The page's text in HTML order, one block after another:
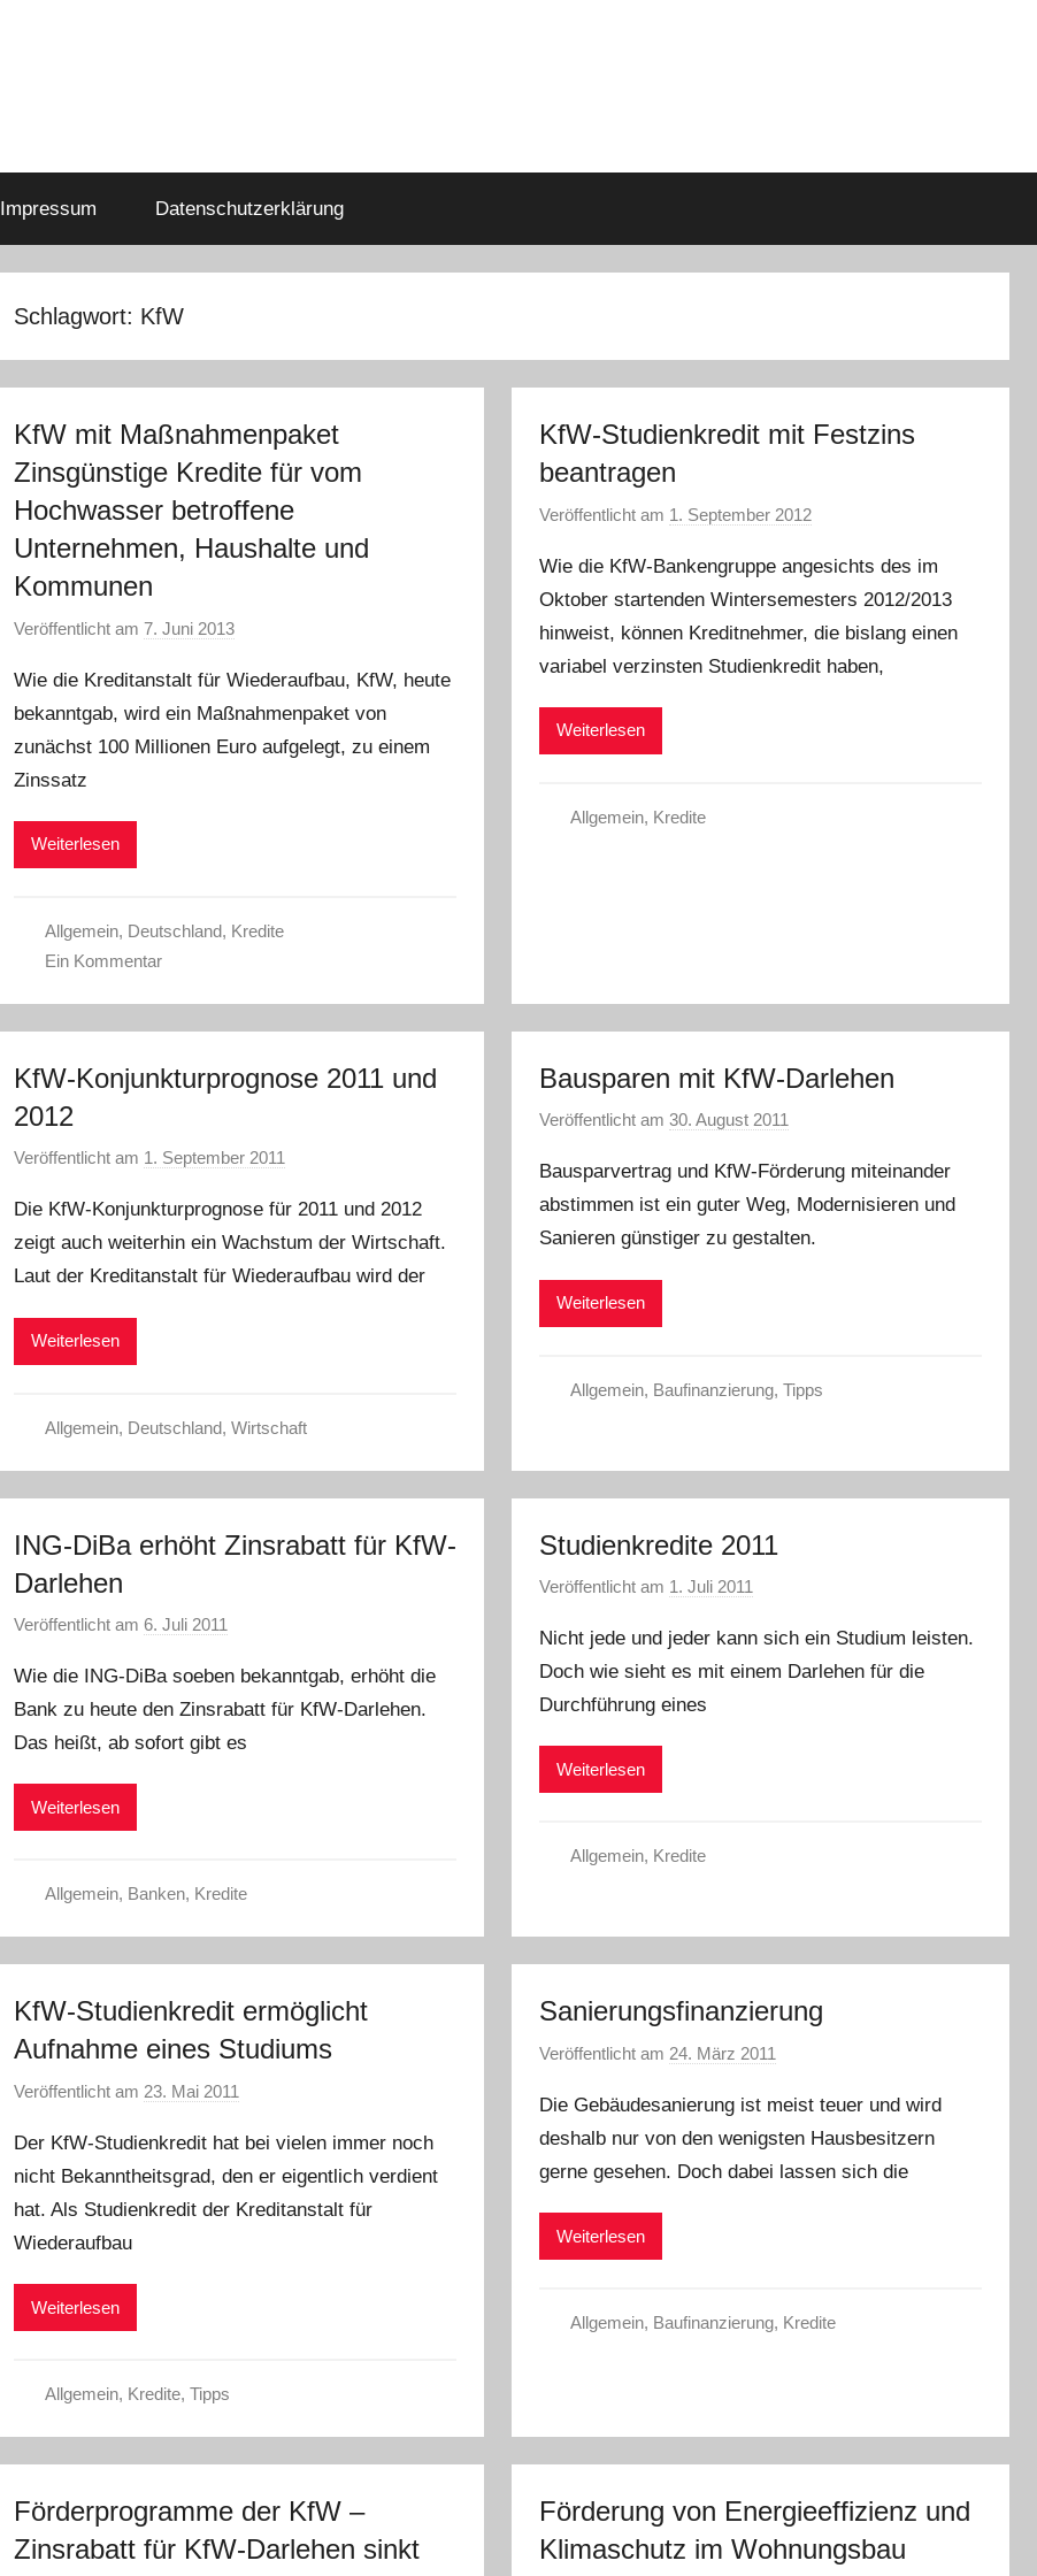
Impressum Datenschutzerklärung
Schlagwort: KfW
KfW mit Maßnahmenpaket
Zinsgünstige Kredite für vom
Hochwasser betroffene
Unternehmen, Haushalte und
Kommunen
Veröffentlicht am 7. Juni 2013v
n
P
r
Wie die Kreditanstalt für Wiederaufbau, KfW, heute
bekanntgab, wird ein Maßnahmenpaket von
zunächst 100 Millionen Euro aufgelegt, zu einem
Zinssatz
Weiterlesen
Allgemein, Deutschland, Kredite
Ein Kommentar
KfW-Studienkredit mit Festzins
beantragen
Veröffentlicht am 1. September 2012v
n
C
h
r
Wie die KfW-Bankengruppe angesichts des im
Oktober startenden Wintersemesters 2012/2013
hinweist, können Kreditnehmer, die bislang einen
variabel verzinsten Studienkredit haben,
Weiterlesen
Allgemein, Kredite
KfW-Konjunkturprognose 2011 und
2012
Veröffentlicht am 1. September 2011
n
P
r
Die KfW-Konjunkturprognose für 2011 und 2012
zeigt auch weiterhin ein Wachstum der Wirtschaft.
Laut der Kreditanstalt für Wiederaufbau wird der
Weiterlesen
Allgemein, Deutschland,Wirtschaft
Bausparen mit KfW-Darlehen
Veröffentlicht am 30. August 2011
n
P
r
Bausparvertrag und KfW-Förderung miteinander
abstimmen ist ein guter Weg, Modernisieren und
Sanieren günstiger zu gestalten.
Weiterlesen
Allgemein, Baufinanzierung,Tipps
ING-DiBa erhöht Zinsrabatt für KfW-
Darlehen
Veröffentlicht am 6. Juli 2011
n
L
a
Wie die ING-DiBa soeben bekanntgab, erhöht die
Bank zu heute den Zinsrabatt für KfW-Darlehen.
Das heißt, ab sofort gibt es
Weiterlesen
Allgemein, Banken, Kredite
Studienkredite 2011
Veröffentlicht am 1. Juli 2011
n
L
Nicht jede und jeder kann sich ein Studium leisten.
Doch wie sieht es mit einem Darlehen für die
Durchführung eines
Weiterlesen
Allgemein, Kredite
KfW-Studienkredit ermöglicht
Aufnahme eines Studiums
Veröffentlicht am 23. Mai 2011
n
L
a
Der KfW-Studienkredit hat bei vielen immer noch
nicht Bekanntheitsgrad, den er eigentlich verdient
hat. Als Studienkredit der Kreditanstalt für
Wiederaufbau
Weiterlesen
Allgemein, Kredite,Tipps
Sanierungsfinanzierung
Veröffentlicht am 24. März 2011
n
L
a
Die Gebäudesanierung ist meist teuer und wird
deshalb nur von den wenigsten Hausbesitzern
gerne gesehen. Doch dabei lassen sich die
Weiterlesen
Allgemein, Baufinanzierung, Kredite
Förderprogramme der KfW –
Zinsrabatt für KfW-Darlehen sinkt
Förderung von Energieeffizienz und
Klimaschutz im Wohnungsbau